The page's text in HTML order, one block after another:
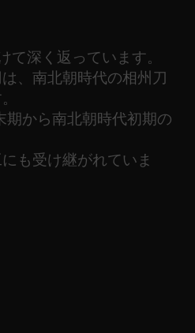
て深く返っています。
、南北朝時代の相州刀
期から南北朝時代初期の
も受け継がれていま